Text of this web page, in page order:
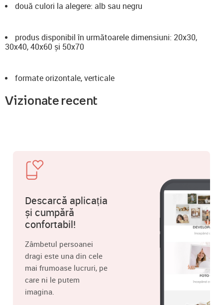
două culori la alegere: alb sau negru
produs disponibil în următoarele dimensiuni: 20x30,
30x40, 40x60 și 50x70
formate orizontale, verticale
Vizionate recent
Descarcă aplicația
și cumpără
confortabil!
Zâmbetul persoanei
dragi este una din cele
mai frumoase lucruri, pe
care ni le putem
imagina.